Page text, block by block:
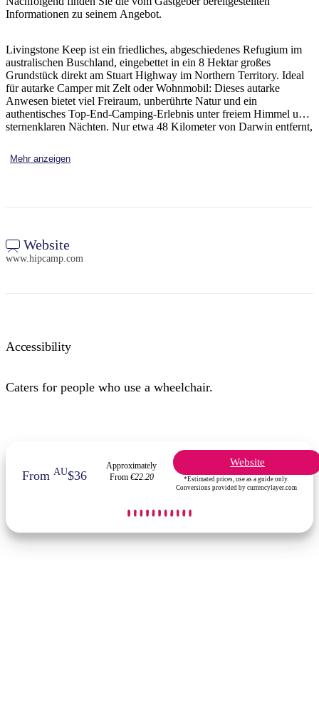
Sign
Informationen zu seinem Angebot.
Livingstone Keep ist ein friedliches, abgeschiedenes Refugium im
australischen Buschland, eingebettet in ein 8 Hektar großes
Grundstück direkt am Stuart Highway im Northern Territory. Ideal
für autarke Camper mit Zelt oder Wohnmobil: Dieses autarke
Anwesen bietet viel Freiraum, unberührte Natur und ein
authentisches Top-End-Camping-Erlebnis unter freiem Himmel und
sternenklaren Nächten. Nur etwa 48 Kilometer von Darwin entfernt,
nahegelegenen Nationalparks Litchfield und Kakadu zu erkunden.
Auch Humpty Doo und Berry Springs sind schnell zu erreichen –
zur Verfügung. Zwar gibt es weder Toiletten, Duschen, Strom noch
Trinkwasser, doch diese minimalistische Ausstattung ist ideal für
Reisende, die einen authentischen Aufenthalt abseits der Zivilisation
Mehr anzeigen
Website
www.hipcamp.com
Accessibility
Caters for people who use a wheelchair.
FromAU$36
Approximately
From €22.20
Website
*Estimated prices, use as a guide only.
Conversions provided by currencylayer.com